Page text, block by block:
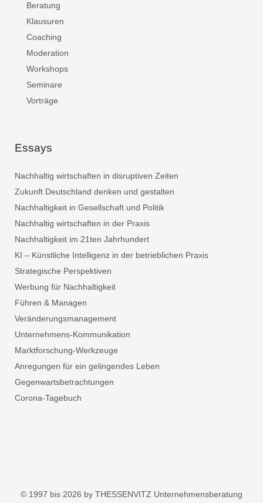
Beratung
Klausuren
Coaching
Moderation
Workshops
Seminare
Vorträge
Essays
Nachhaltig wirtschaften in disruptiven Zeiten
Zukunft Deutschland denken und gestalten
Nachhaltigkeit in Gesellschaft und Politik
Nachhaltig wirtschaften in der Praxis
Nachhaltigkeit im 21ten Jahrhundert
KI – Künstliche Intelligenz in der betrieblichen Praxis
Strategische Perspektiven
Werbung für Nachhaltigkeit
Führen & Managen
Veränderungsmanagement
Unternehmens-Kommunikation
Marktforschung-Werkzeuge
Anregungen für ein gelingendes Leben
Gegenwartsbetrachtungen
Corona-Tagebuch
© 1997 bis 2026 by THESSENVITZ Unternehmensberatung